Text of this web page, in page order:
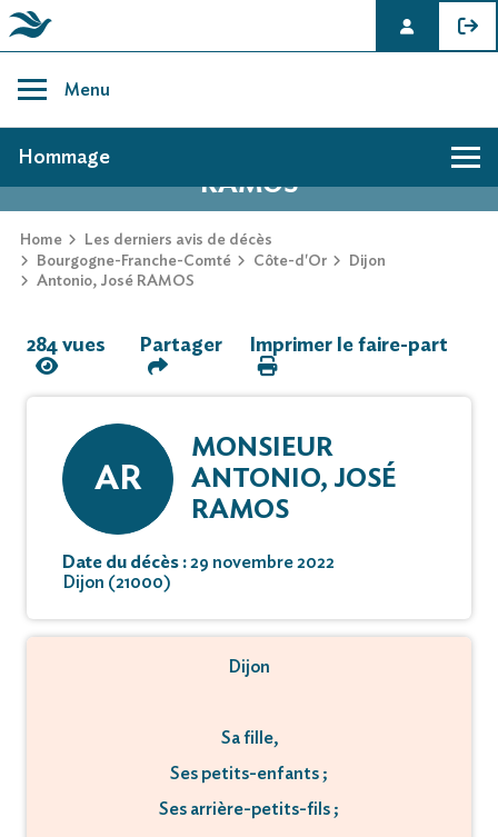
content
Menu
AVIS DE DÉCÈS DE ANTONIO, JOSÉ
RAMOS
Home
Les derniers avis de décès
Bourgogne-Franche-Comté
Côte-d'Or
Dijon
Antonio, José RAMOS
Hommage
Faire-part
284 vues Partager Imprimer le faire-part
AR
MONSIEUR
ANTONIO, JOSÉ
RAMOS
Date du décès :29 novembre 2022
Dijon (21000)
Dijon
Sa fille,
Ses petits-enfants ;
Ses arrière-petits-fils ;